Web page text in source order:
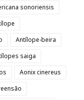
sonoriensis
Antílope-beira
saiga
Aonix cinereus